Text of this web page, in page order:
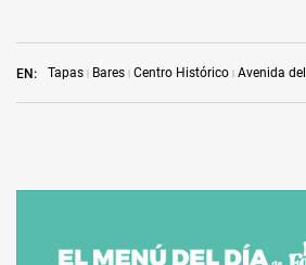
EN: Tapas Bares Centro Histórico Avenida